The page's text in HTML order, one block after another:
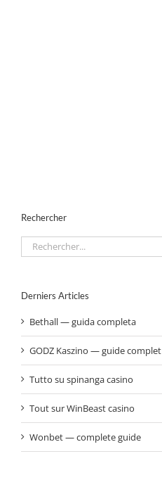
Rechercher
Rechercher:
Derniers Articles
Bethall — guida completa
GODZ Kaszino — guide complet
Tutto su spinanga casino
Tout sur WinBeast casino
Wonbet — complete guide